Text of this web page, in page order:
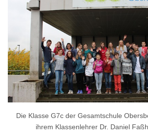
Die Klasse G7c der Gesamtschule
ihrem Klassenlehrer Dr. Daniel